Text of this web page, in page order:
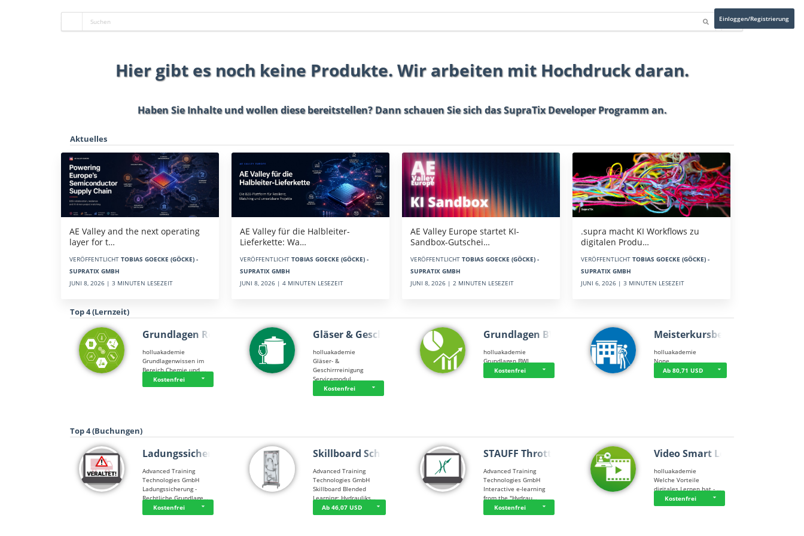
Einloggen/Registrierung
Hier gibt es noch keine Produkte. Wir arbeiten mit Hochdruck daran.
Haben Sie Inhalte und wollen diese bereitstellen? Dann schauen Sie sich dasSupraTix Developer Programman.
Aktuelles
AE Valley and the next operating
layer for t…
VERÖFFENTLICHT TOBIAS GOECKE (GÖCKE) -
SUPRATIX GMBH
JUNI 8, 2026 | 3 MINUTEN LESEZEIT
AE Valley für die Halbleiter-
Lieferkette: Wa…
VERÖFFENTLICHT TOBIAS GOECKE (GÖCKE) -
SUPRATIX GMBH
JUNI 8, 2026 | 4 MINUTEN LESEZEIT
AE Valley Europe startet KI-
Sandbox-Gutschei…
VERÖFFENTLICHT TOBIAS GOECKE (GÖCKE) -
SUPRATIX GMBH
JUNI 8, 2026 | 2 MINUTEN LESEZEIT
.supra macht KI Workflows zu
digitalen Produ…
VERÖFFENTLICHT TOBIAS GOECKE (GÖCKE) -
SUPRATIX GMBH
JUNI 6, 2026 | 3 MINUTEN LESEZEIT
Top 4 (Lernzeit)
Grundlagen Rein…
holluakademie
Grundlagenwissen im
Bereich Chemie und …
Kostenfrei
Gläser & Geschi…
holluakademie
Gläser- &
Geschirrreinigung
Servicemodul
Kostenfrei
Grundlagen BWL
holluakademie
Grundlagen BWL
Kostenfrei
Meisterkursbegl…
holluakademie
None
Ab 80,71 USD
Top 4 (Buchungen)
Ladungssicherung
Advanced Training
Technologies GmbH
Ladungssicherung -
Rechtliche Grundlage…
Kostenfrei
Skillboard Schl…
Advanced Training
Technologies GmbH
Skillboard Blended
Learning: Hydrauliks…
Ab 46,07 USD
STAUFF Throttle…
Advanced Training
Technologies GmbH
Interactive e-learning
from the "Hydrau…
Kostenfrei
Video Smart Lea…
holluakademie
Welche Vorteile
digitales Lernen hat - …
Kostenfrei